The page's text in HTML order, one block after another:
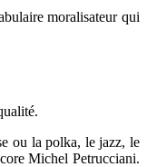
moralisateur qui
ou la polka, le jazz, le
Michel Petrucciani.